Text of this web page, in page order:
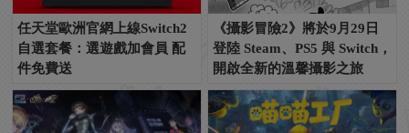
任天堂歐洲官網上線Switch2
自選套餐：選遊戲加會員 配
件免費送
《攝影冒險2》將於9月29日
登陸 Steam、PS5 與 Switch，
開啟全新的溫馨攝影之旅